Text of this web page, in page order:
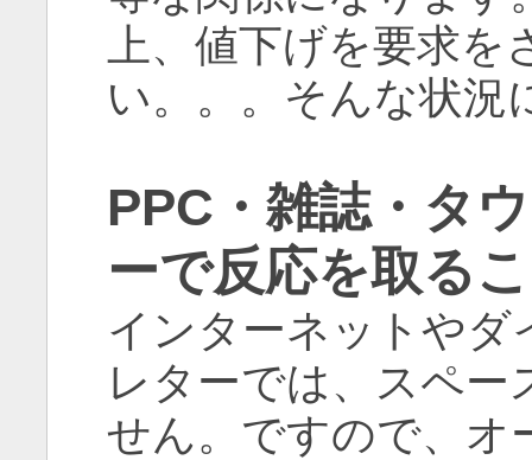
上、値下げを要求
い。。。そんな状況
PPC・雑誌・タ
ーで反応を取る
インターネットや
レターでは、スペー
せん。ですので、オ